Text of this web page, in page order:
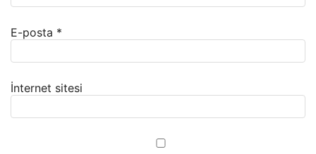
E-posta *
İnternet sitesi